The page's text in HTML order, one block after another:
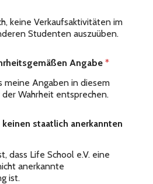
keine Verkaufsaktivitäten im
Studenten auszuüben.
Angabe *
meine Angaben in diesem
Wahrheit entsprechen.
staatlich anerkannten
dass Life School e.V. eine
anerkannte
ist.